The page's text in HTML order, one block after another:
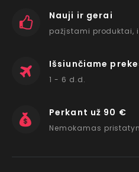
Nauji ir gerai
pažįstami produktai,
Išsiunčiame
1 - 6 d.d.
Perkant už 90 €
Nemokamas